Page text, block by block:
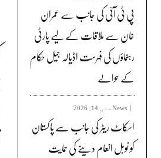
پی ٹی آئی کی جانب سے عمران
خان سے ملاقات کے لیے پارٹی
رہنماؤں کی فہرست اڈیالہ جیل حکام
کے حوالے
News مئی 14, 2026
اسکاٹ ریٹر کی جانب سے پاکستان
کو نوبل انعام دینے کی حمایت